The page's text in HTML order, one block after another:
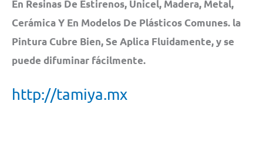
En Resinas De Estirenos, Unicel, Madera, Metal,
Cerámica Y En Modelos De Plásticos Comunes. la
Pintura Cubre Bien, Se Aplica Fluidamente, y se
puede difuminar fácilmente.
http://tamiya.mx